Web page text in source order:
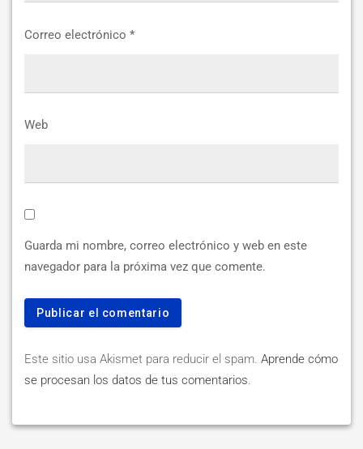
Correo electrónico *
Web
Guarda mi nombre, correo electrónico y web en este
navegador para la próxima vez que comente.
Este sitio usa Akismet para reducir el spam. Aprende cómo
se procesan los datos de tus comentarios.